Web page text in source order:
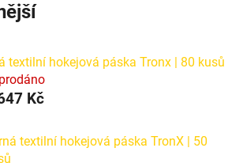
textilní hokejová páska Tronx | 80 kusů
Kč
textilní hokejová páska TronX | 50